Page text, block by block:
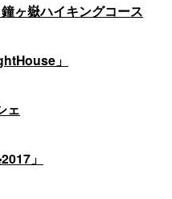
ヶ嶽ハイキングコース
」
ェ
」